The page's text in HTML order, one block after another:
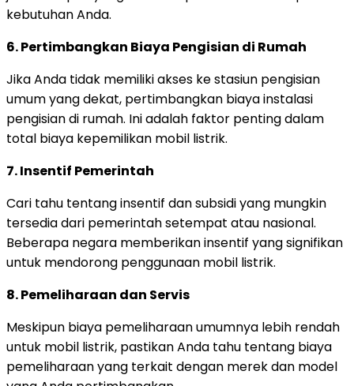
kebutuhan Anda.
6. Pertimbangkan Biaya Pengisian di Rumah
Jika Anda tidak memiliki akses ke stasiun pengisian
umum yang dekat, pertimbangkan biaya instalasi
pengisian di rumah. Ini adalah faktor penting dalam
total biaya kepemilikan mobil listrik.
7. Insentif Pemerintah
Cari tahu tentang insentif dan subsidi yang mungkin
tersedia dari pemerintah setempat atau nasional.
Beberapa negara memberikan insentif yang signifikan
untuk mendorong penggunaan mobil listrik.
8. Pemeliharaan dan Servis
Meskipun biaya pemeliharaan umumnya lebih rendah
untuk mobil listrik, pastikan Anda tahu tentang biaya
pemeliharaan yang terkait dengan merek dan model